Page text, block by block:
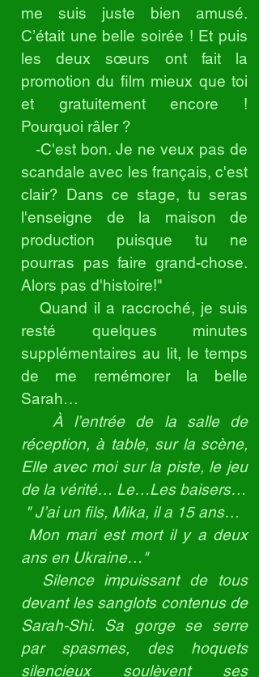
me suis juste bien amusé.
C’était une belle soirée ! Et puis
les deux sœurs ont fait la
promotion du film mieux que toi
et gratuitement encore !
Pourquoi râler ?
-C'est bon. Je ne veux pas de
scandale avec les français, c'est
clair? Dans ce stage, tu seras
l'enseigne de la maison de
production puisque tu ne
pourras pas faire grand-chose.
Alors pas d'histoire!"
Quand il a raccroché, je suis
resté quelques minutes
supplémentaires au lit, le temps
de me remémorer la belle
Sarah…
À l’entrée de la salle de
réception, à table, sur la scène,
Elle avec moi sur la piste, le jeu
de la vérité… Le…Les baisers…
" J’ai un fils, Mika, il a 15 ans…
Mon mari est mort il y a deux
ans en Ukraine…"
Silence impuissant de tous
devant les sanglots contenus de
Sarah-Shi. Sa gorge se serre
par spasmes, des hoquets
silencieux soulèvent ses